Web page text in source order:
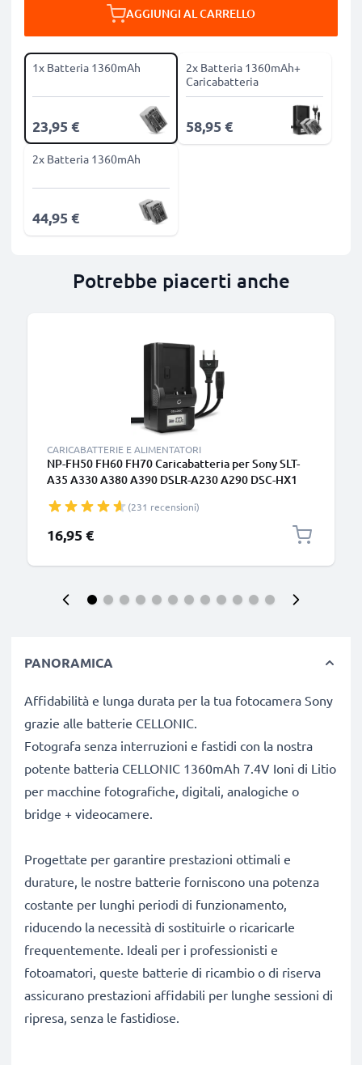
AGGIUNGI AL CARRELLO
1x Batteria 1360mAh
23,95 €
2x Batteria 1360mAh+
Caricabatteria
58,95 €
2x Batteria 1360mAh
44,95 €
Potrebbe piacerti anche
CARICABATTERIE E ALIMENTATORI
NP-FH50 FH60 FH70 Caricabatteria per Sony SLT-
A35 A330 A380 A390 DSLR-A230 A290 DSC-HX1
fotocamera marca CELLONIC
(231 recensioni)
16,95 €
PANORAMICA
Affidabilità e lunga durata per la tua fotocamera Sony
grazie alle batterie CELLONIC.
Fotografa senza interruzioni e fastidi con la nostra
potente batteria CELLONIC 1360mAh 7.4V Ioni di Litio
per macchine fotografiche, digitali, analogiche o
bridge + videocamere.
Progettate per garantire prestazioni ottimali e
durature, le nostre batterie forniscono una potenza
costante per lunghi periodi di funzionamento,
riducendo la necessità di sostituirle o ricaricarle
frequentemente. Ideali per i professionisti e
fotoamatori, queste batterie di ricambio o di riserva
assicurano prestazioni affidabili per lunghe sessioni di
ripresa, senza le fastidiose.